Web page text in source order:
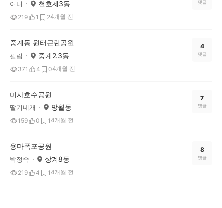
여니 천호제3동
219 1 24개월 전
댓글
중계동 원터근린공원
필립 중계2.3동
371 4 04개월 전
4
댓글
미사호수공원
딸기네개 망월동
159 0 14개월 전
7
댓글
용마폭포공원
박정숙 상계8동
219 4 14개월 전
8
댓글